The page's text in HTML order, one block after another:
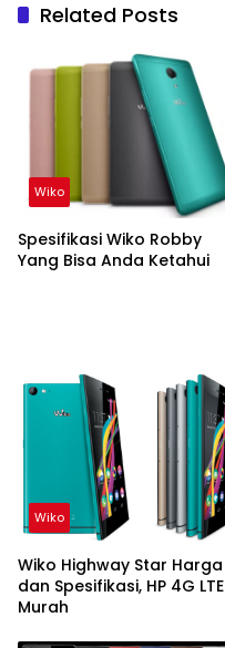
Related Posts
Wiko
Spesifikasi Wiko Robby
Yang Bisa Anda Ketahui
Wiko
Wiko Highway Star Harga
dan Spesifikasi, HP 4G LTE
Murah